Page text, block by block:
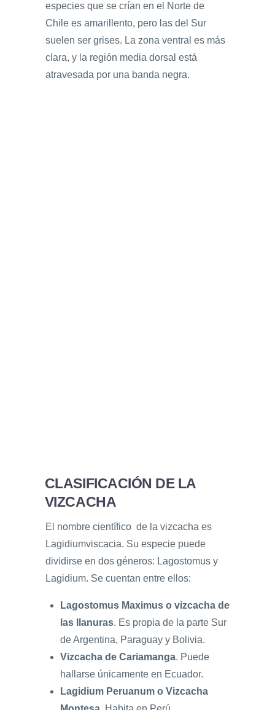
especies que se crían en el Norte de
Chile es amarillento, pero las del Sur
suelen ser grises. La zona ventral es más
clara, y la región media dorsal está
atravesada por una banda negra.
CLASIFICACIÓN DE LA
VIZCACHA
El nombre científico de la vizcacha es
Lagidiumviscacia. Su especie puede
dividirse en dos géneros: Lagostomus y
Lagidium. Se cuentan entre ellos:
Lagostomus Maximus o vizcacha de
las llanuras. Es propia de la parte Sur
de Argentina, Paraguay y Bolivia.
Vizcacha de Cariamanga. Puede
hallarse únicamente en Ecuador.
Lagidium Peruanum o Vizcacha